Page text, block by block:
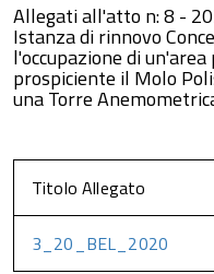
Allegati all'atto n: 8 -
Istanza di rinnovo
l'occupazione di
prospiciente il Molo
una Torre
Titolo Allegato
3_20_BEL_2020